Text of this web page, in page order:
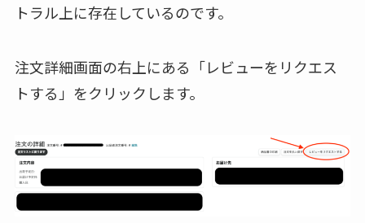
トラル上に存在しているのです。
注文詳細画面の右上にある「レビューをリクエス
トする」をクリックします。